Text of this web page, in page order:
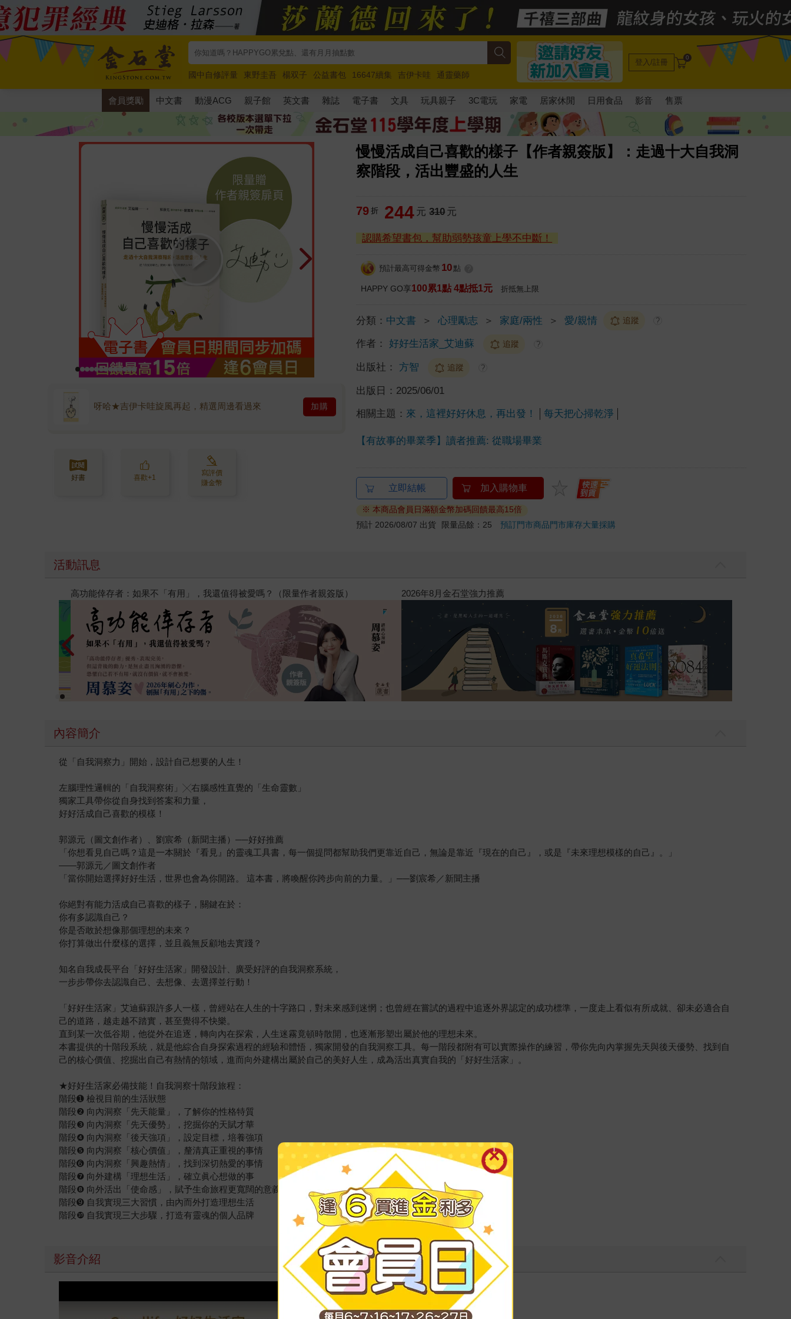
國中自修評量 東野圭吾 楊双子 公益書包 16647續集 吉伊卡哇
通靈藥師
唯紅花綻放
奧德賽 路邊攤新作 馬斯克 玩具總動員5 超慢跑
登入/註冊 0
會員獎勵 中文書 動漫ACG 親子館 英文書 雜誌 電子書 文具 玩具親子 3C電玩 家電 居家休閒 日用食品 影音 售票
慢慢活成自己喜歡的樣子【作者親簽版】：走過十大自我洞
察階段，活出豐盛的人生
呀哈★吉伊卡哇旋風再起，精選周邊看過來 加購
好書 喜歡+1
寫評價
賺金幣
79 折 244 元 310 元
認購希望書包，幫助弱勢孩童上學不中斷！
預計最高可得金幣 10 點
HAPPY GO享100累1點 4點抵1元 折抵無上限
分類： 中文書 ＞ 心理勵志 ＞ 家庭/兩性 ＞ 愛/親情 追蹤 ?
作者： 好好生活家_艾迪蘇 追蹤 ?
出版社： 方智 追蹤 ?
出版日： 2025/06/01
相關主題： 來，這裡好好休息，再出發！ 每天把心掃乾淨
【有故事的畢業季】讀者推薦: 從職場畢業
立即結帳 加入購物車
※ 本商品會員日滿額金幣加碼回饋最高15倍
預計 2026/08/07 出貨
限量品餘：25預訂門市商品門市庫存大量採購
活動訊息
閱讀漫遊錄-2026上半年暢銷榜 高功能倖存者：如果不「有用」，我還值得被愛嗎？（限量作者親簽版）
內容簡介
從「自我洞察力」開始，設計自己想要的人生！
左腦理性邏輯的「自我洞察術」╳右腦感性直覺的「生命靈數」
獨家工具帶你從自身找到答案和力量，
好好活成自己喜歡的模樣！
郭源元（圖文創作者）、劉宸希（新聞主播）──好好推薦
「你想看見自己嗎？這是一本關於『看見』的靈魂工具書，每一個提問都幫助我們更靠近自己，無論是靠近『現在的自己』，或是『未來理想模樣的自己』。」
——郭源元／圖文創作者
「當你開始選擇好好生活，世界也會為你開路。 這本書，將喚醒你跨步向前的力量。」──劉宸希／新聞主播
你絕對有能力活成自己喜歡的樣子，關鍵在於：
你有多認識自己？
你是否敢於想像那個理想的未來？
你打算做出什麼樣的選擇，並且義無反顧地去實踐？
知名自我成長平台「好好生活家」開發設計、廣受好評的自我洞察系統，
一步步帶你去認識自己、去想像、去選擇並行動！
「好好生活家」艾迪蘇跟許多人一樣，曾經站在人生的十字路口，對未來感到迷惘；也曾經在嘗試的過程中追逐外界認定的成功標準，一度走上看似有所成就、卻未必適合自
己的道路，越走越不踏實，甚至覺得不快樂。
直到某一次低谷期，他從外在追逐，轉向內在探索，人生迷霧竟頓時散開，也逐漸形塑出屬於他的理想未來。
本書提供的十階段系統，就是他綜合自身探索過程的經驗和體悟，獨家開發的自我洞察工具。每一階段都附有可以實際操作的練習，帶你先向內掌握先天與後天優勢、找到自
己的核心價值、挖掘出自己有熱情的領域，進而向外建構出屬於自己的美好人生，成為活出真實自我的「好好生活家」。
★好好生活家必備技能！自我洞察十階段旅程：
階段➊ 檢視目前的生活狀態
階段❷ 向內洞察「先天能量」，了解你的性格特質
階段❸ 向內洞察「先天優勢」，挖掘你的天賦才華
階段❹ 向內洞察「後天強項」，設定目標，培養強項
階段❺ 向内洞察「核心價值」，釐清真正重視的事情
階段➏ 向内洞察「興趣熱情」，找到深切熱愛的事情
階段❼ 向外建構「理想生活」，確立眞心想做的事
階段❽ 向外活出「使命感」，賦予生命旅程更寬闊的意義
階段➒ 自我實現三大習慣，由內而外打造理想生活
階段❿ 自我實現三大步驟，打造有靈魂的個人品牌
影音介紹